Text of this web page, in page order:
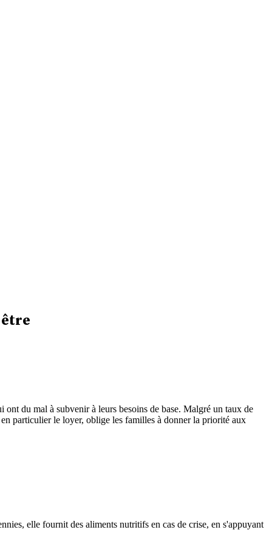
du mal à subvenir à leurs besoins de base. Malgré un taux de
particulier le loyer, oblige les familles à donner la priorité aux
elle fournit des aliments nutritifs en cas de crise, en s'appuyant